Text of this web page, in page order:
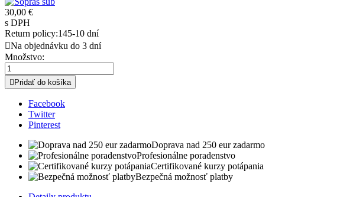
30,00 €
s DPH
Return policy:145-10 dní
Na objednávku do 3 dní
Množstvo:
 Pridať do košíka
Facebook
Twitter
Pinterest
Doprava nad 250 eur zadarmo
Profesionálne poradenstvo
Certifikované kurzy potápania
Bezpečná možnosť platby